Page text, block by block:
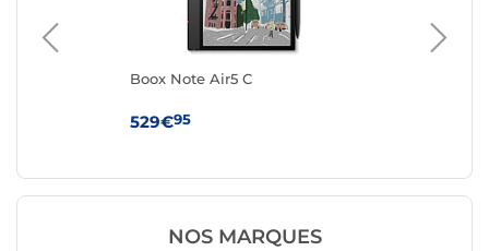
Boox Note Air5 C
529€95
NOS MARQUES